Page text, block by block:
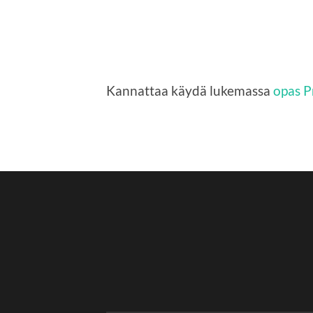
Kannattaa käydä lukemassa opas